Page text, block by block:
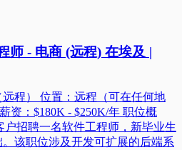
师 - 电商 (远程) 在埃及 |
程） 位置：远程（可在任何地
资：$180K - $250K/年 职位概
招聘一名软件工程师，新毕业生
。该职位涉及开发可扩展的后端系